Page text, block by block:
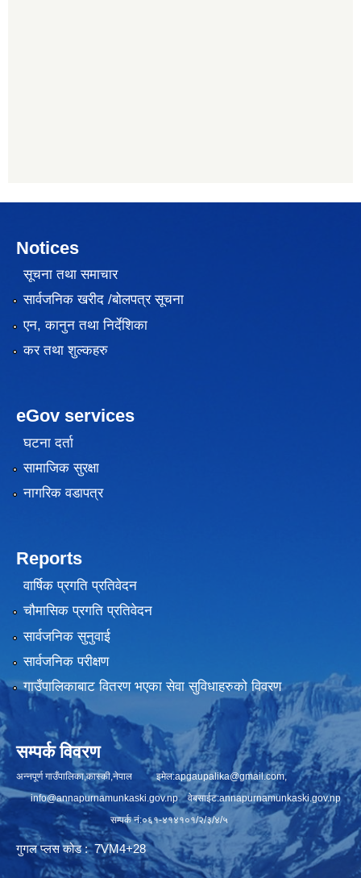
Notices
सूचना तथा समाचार
सार्वजनिक खरीद /बोलपत्र सूचना
एन, कानुन तथा निर्देशिका
कर तथा शुल्कहरु
eGov services
घटना दर्ता
सामाजिक सुरक्षा
नागरिक वडापत्र
Reports
वार्षिक प्रगति प्रतिवेदन
चौमासिक प्रगति प्रतिवेदन
सार्वजनिक सुनुवाई
सार्वजनिक परीक्षण
गाउँपालिकाबाट वितरण भएका सेवा सुविधाहरुको विवरण
सम्पर्क विवरण
अन्नपूर्ण गाउँपालिका,कास्की,नेपाल इमेल:apgaupalika@gmail.com,
info@annapurnamunkaski.gov.npवेबसाईट:annapurnamunkaski.gov.np
सम्पर्क नं:०६१-४१४१०१/२/३/४/५
गुगल प्लस कोड : 7VM4+28